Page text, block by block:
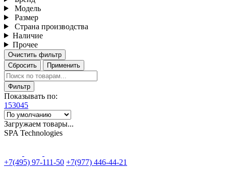
Модель
Размер
Страна производства
Наличие
Прочее
Очистить фильтр
Сбросить
Применить
Фильтр
Показывать по:
153045
Загружаем товары...
SPA Technologies
+7(495) 97-111-50 +7(977) 446-44-21